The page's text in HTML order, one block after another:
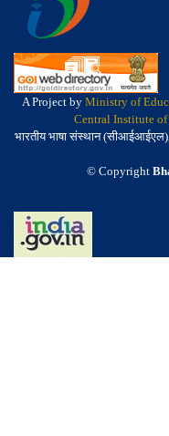
A Project by Ministry of
Central Institute
भारतीय भाषा संस्थान (सीआईआईएल),
© Copyright